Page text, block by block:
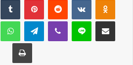
WhatsAppTelegramViber Line E-Posta ile
Yazdır